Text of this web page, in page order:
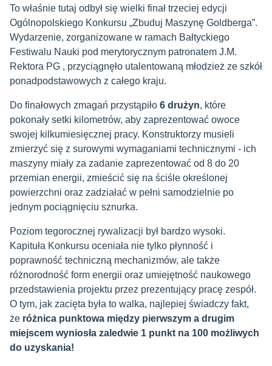
To właśnie tutaj odbył się wielki finał trzeciej edycji
Ogólnopolskiego Konkursu „Zbuduj Maszynę Goldberga”.
Wydarzenie, zorganizowane w ramach Bałtyckiego
Festiwalu Nauki pod merytorycznym patronatem J.M.
Rektora PG , przyciągnęło utalentowaną młodzież ze szkół
ponadpodstawowych z całego kraju.
Do finałowych zmagań przystąpiło 6 drużyn, które
pokonały setki kilometrów, aby zaprezentować owoce
swojej kilkumiesięcznej pracy. Konstruktorzy musieli
zmierzyć się z surowymi wymaganiami technicznymi - ich
maszyny miały za zadanie zaprezentować od 8 do 20
przemian energii, zmieścić się na ściśle określonej
powierzchni oraz zadziałać w pełni samodzielnie po
jednym pociągnięciu sznurka.
Poziom tegorocznej rywalizacji był bardzo wysoki.
Kapituła Konkursu oceniała nie tylko płynność i
poprawność techniczną mechanizmów, ale także
różnorodność form energii oraz umiejętność naukowego
przedstawienia projektu przez prezentujący pracę zespół.
O tym, jak zacięta była to walka, najlepiej świadczy fakt,
że różnica punktowa między pierwszym a drugim
miejscem wyniosła zaledwie 1 punkt na 100 możliwych
do uzyskania!